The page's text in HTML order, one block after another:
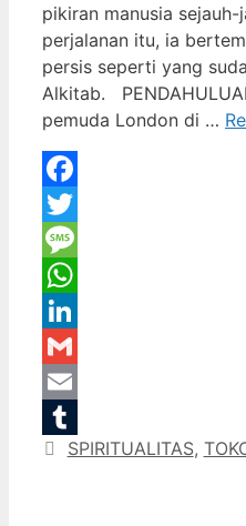
pikiran manusia
perjalanan itu, ia
persis seperti yang
Alkitab.
pemuda London di …
Facebook
Twitter
Message
WhatsApp
LinkedIn
Gmail
Email
Tumblr
Categories
SPIRITUALITAS,